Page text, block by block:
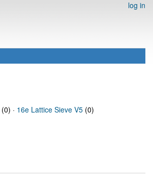
log in
(0) · 16e Lattice Sieve V5 (0)